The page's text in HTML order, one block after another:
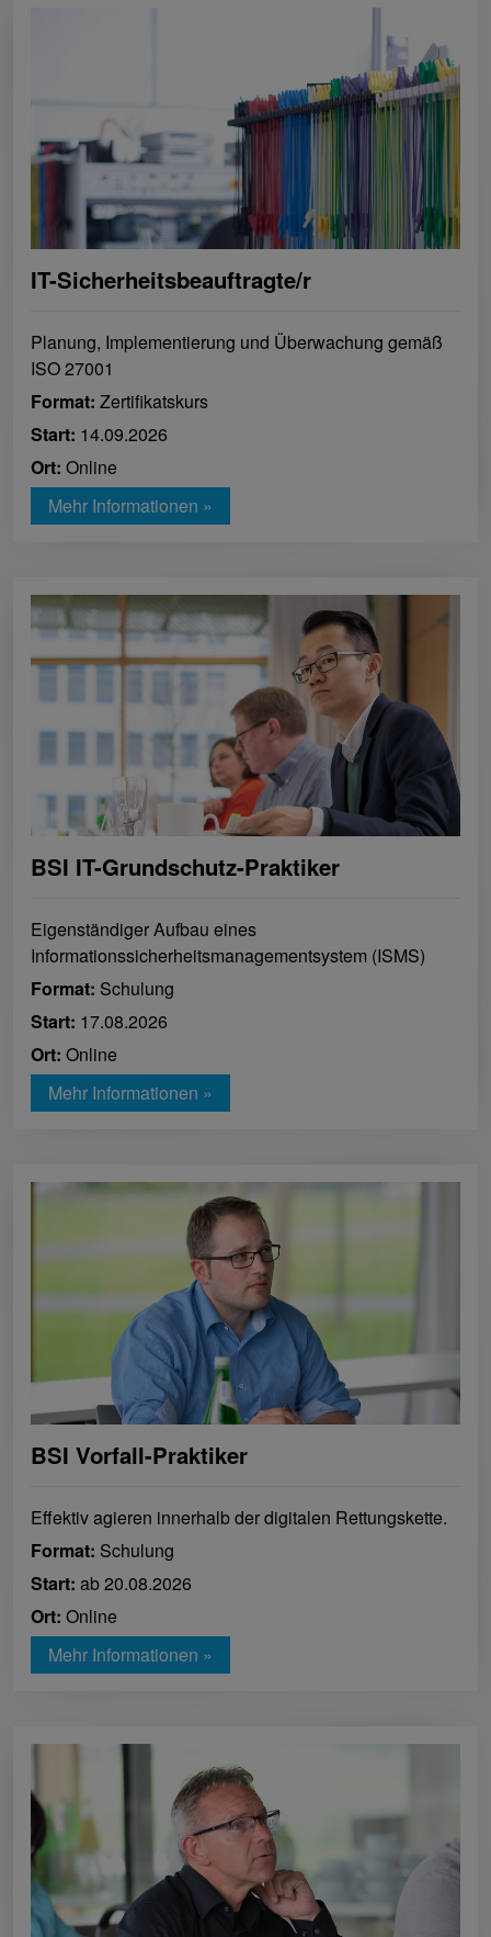
IT-Sicherheitsbeauftragte/r
Planung, Implementierung und Überwachung gemäß
ISO 27001
Format: Zertifikatskurs
Start: 14.09.2026
Ort: Online
Mehr Informationen »
BSI IT-Grundschutz-Praktiker
Eigenständiger Aufbau eines
Informationssicherheitsmanagementsystem (ISMS)
Format: Schulung
Start: 17.08.2026
Ort: Online
Mehr Informationen »
BSI Vorfall-Praktiker
Effektiv agieren innerhalb der digitalen Rettungskette.
Format: Schulung
Start: ab 20.08.2026
Ort: Online
Mehr Informationen »